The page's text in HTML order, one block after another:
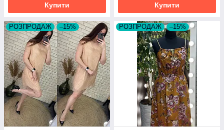
Купити Купити
РОЗПРОДАЖ –15% РОЗПРОДАЖ –15%